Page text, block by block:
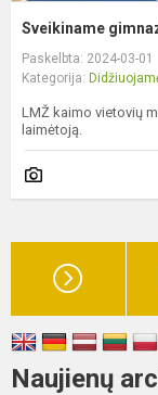
Sveikiname
Paskelbta: 2024-03-01
Kategorija:
LMŽ kaimo vietovių
laimėtoją.
Naujienų